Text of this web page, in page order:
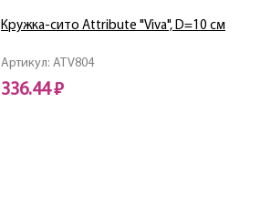
Артикул: ATV804
Кружка-сито Attribute "Viva", D=10 см
336.44 ₽